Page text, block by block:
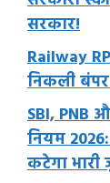
सरकार!
Railway
निकली बंपर
SBI, PNB
नियम
कटेगा